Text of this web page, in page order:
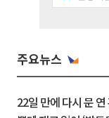
주요뉴스
22일 만에 다시 문